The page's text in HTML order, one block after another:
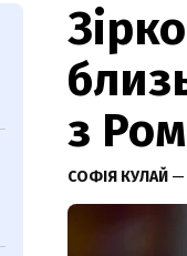
з
СОФІЯ КУЛАЙ —